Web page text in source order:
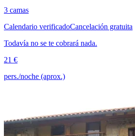
3 camas
Calendario verificadoCancelación gratuita
Todavía no se te cobrará nada.
21 €
pers./noche (aprox.)